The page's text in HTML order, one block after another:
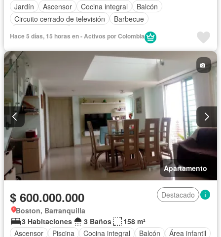
Jardín
Ascensor Cocina integral
Balcón
Circuito cerrado de televisión
Barbecue
Hace 5 días, 15 horas en - Activos por Colombia
Apartamento
$ 600.000.000
Destacado
Boston, Barranquilla
3 Habitaciones
3 Baños
158 m²
Ascensor
Piscina Cocina integral Balcón
Área infantil